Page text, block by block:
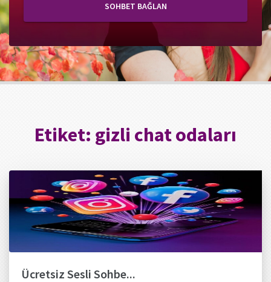
SOHBET BAĞLAN
Etiket: gizli chat odaları
Ücretsiz Sesli Sohbe...